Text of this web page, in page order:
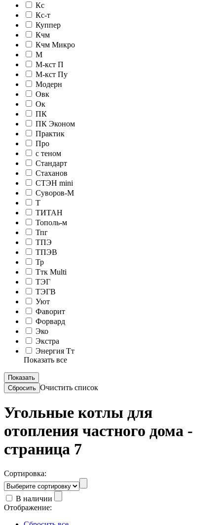
Кс
Кс-т
Куппер
Кчм
Кчм Микро
М
М-кст П
М-кст Пу
Модерн
Овк
Ок
ПК
ПК Эконом
Практик
Про
с теном
Стандарт
Стаханов
СТЭН mini
Суворов-М
Т
ТИТАН
Тополь-м
Тпг
ТПЭ
ТПЭВ
Тр
Ттк Multi
ТЭГ
ТЭГВ
Уют
Фаворит
Форвард
Эко
Экстра
Энергия Тт
Показать все
Очистить список
Угольные котлы для
отопления частного дома -
страница 7
Сортировка:
В наличии
Отображение: